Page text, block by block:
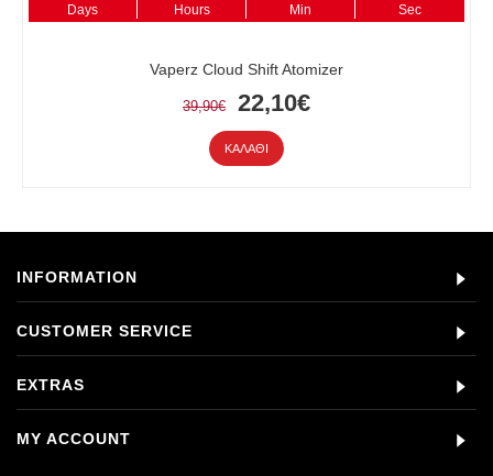
Days Hours Min Sec
Vaperz Cloud Shift Atomizer
39,90€ 22,10€
ΚΑΛΆΘΙ
INFORMATION
CUSTOMER SERVICE
EXTRAS
MY ACCOUNT